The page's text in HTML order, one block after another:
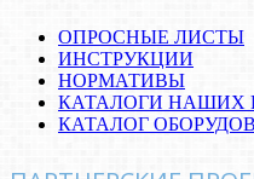
ОПРОСНЫЕ ЛИСТЫ
ИНСТРУКЦИИ
НОРМАТИВЫ
КАТАЛОГИ НАШИХ
КАТАЛОГ